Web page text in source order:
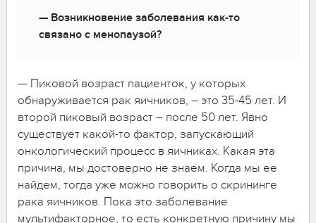
— Возникновение заболевания как-то
связано с менопаузой?
— Пиковой возраст пациенток, у которых
обнаруживается рак яичников, – это 35-45 лет. И
второй пиковый возраст – после 50 лет. Явно
существует какой-то фактор, запускающий
онкологический процесс в яичниках. Какая эта
причина, мы достоверно не знаем. Когда мы ее
найдем, тогда уже можно говорить о скрининге
рака яичников. Пока это заболевание
мультифакторное, то есть конкретную причину мы